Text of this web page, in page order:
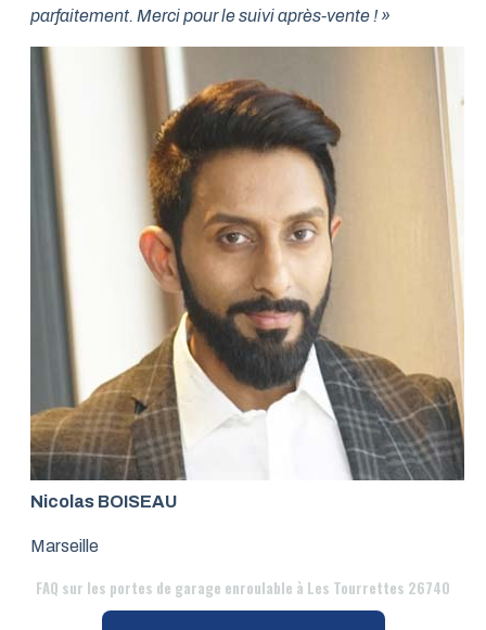
parfaitement. Merci pour le suivi après-vente ! »
Nicolas BOISEAU
Marseille
FAQ sur les portes de garage enroulable à Les Tourrettes 26740